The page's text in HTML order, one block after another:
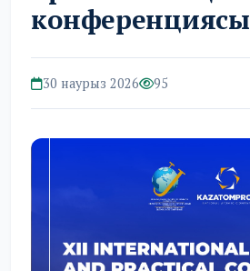
конференциясы
30 наурыз 2026 95